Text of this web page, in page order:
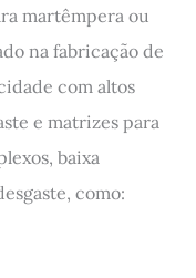
martêmpera ou
na fabricação de
com altos
e matrizes para
baixa
como: